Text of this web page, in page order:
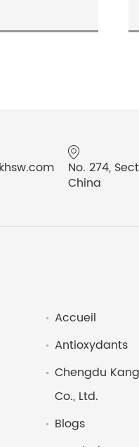
No. 274,
China
Accueil
Antioxydants
Chengdu
Co., Ltd.
Blogs